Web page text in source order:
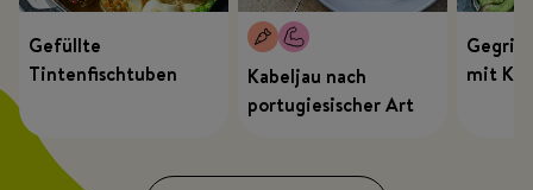
Gefüllte
Tintenfischtuben
Kabeljau nach
portugiesischer Art
mit